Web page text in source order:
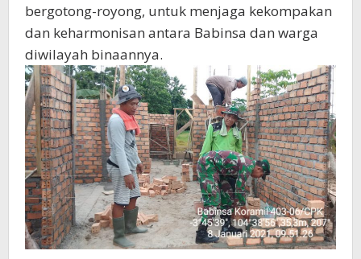
bergotong-royong, untuk menjaga kekompakan
dan keharmonisan antara Babinsa dan warga
diwilayah binaannya.